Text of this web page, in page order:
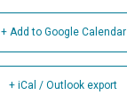
+ Add to Google Calendar
+ iCal / Outlook export